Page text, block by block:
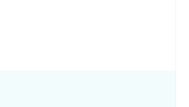
Hyrylä
mukaan: Ympäristö